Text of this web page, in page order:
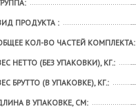
ПРОДУКТА :
КОЛ-ВО ЧАСТЕЙ КОМПЛЕКТА:
НЕТТО (БЕЗ УПАКОВКИ), КГ.:
БРУТТО (В УПАКОВКЕ), КГ.:
В УПАКОВКЕ, СМ: